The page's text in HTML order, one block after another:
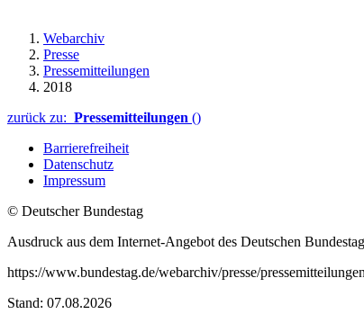
Webarchiv
Presse
Pressemitteilungen
2018
zurück zu: Pressemitteilungen ()
Barrierefreiheit
Datenschutz
Impressum
© Deutscher Bundestag
Ausdruck aus dem Internet-Angebot des Deutschen
https://www.bundestag.de/webarchiv/presse/
Stand: 07.08.2026